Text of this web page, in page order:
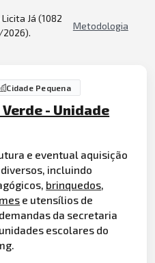
Já (1082
Metodologia
Cidade Pequena
- Unidade
e eventual aquisição
incluindo
brinquedos
e utensílios de
da secretaria
escolares do